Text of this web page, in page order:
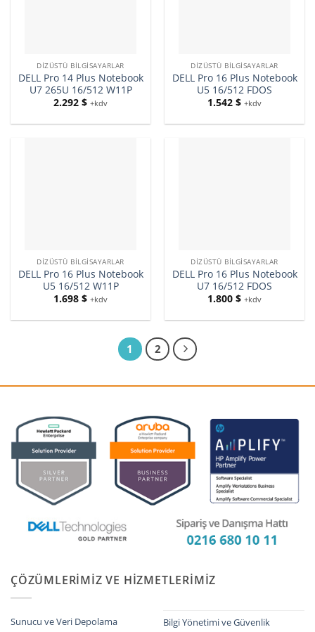
DIZÜSTÜ BILGISAYARLAR
DELL Pro 14 Plus Notebook
U7 265U 16/512 W11P
2.292 $ +kdv
DIZÜSTÜ BILGISAYARLAR
DELL Pro 16 Plus Notebook
U5 16/512 FDOS
1.542 $ +kdv
DIZÜSTÜ BILGISAYARLAR
DELL Pro 16 Plus Notebook
U5 16/512 W11P
1.698 $ +kdv
DIZÜSTÜ BILGISAYARLAR
DELL Pro 16 Plus Notebook
U7 16/512 FDOS
1.800 $ +kdv
1 2
ÇÖZÜMLERIMIZ VE HIZMETLERIMIZ
Sunucu ve Veri Depolama
Bilgi Yönetimi ve Güvenlik